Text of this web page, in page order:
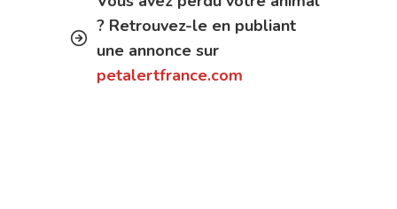
? Retrouvez-le en publiant
une annonce sur
petalertfrance.com